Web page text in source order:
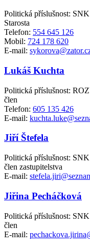
Politická příslušnost:
Starosta
Telefon: 554 645 126
Mobil: 724 178 620
E-mail:
Lukáš Kuchta
Politická příslušnost:
člen
Telefon: 605 135 426
E-mail:
Jiří Štefela
Politická příslušnost:
člen zastupitelstva
E-mail:
Jiřina Pecháčková
Politická příslušnost:
člen
E-mail: